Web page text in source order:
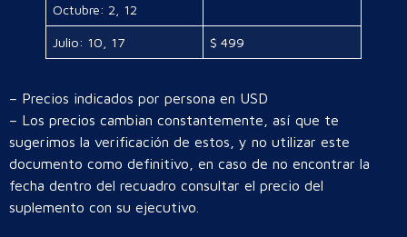
Octubre: 2, 12
Julio: 10, 17 $ 499
– Precios indicados por persona en USD
– Los precios cambian constantemente, así que te
sugerimos la verificación de estos, y no utilizar este
documento como definitivo, en caso de no encontrar la
fecha dentro del recuadro consultar el precio del
suplemento con su ejecutivo.